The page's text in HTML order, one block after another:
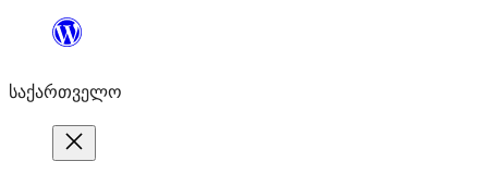
შიგთავსზე
საქართველო